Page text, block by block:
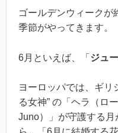
ゴールデンウィークが
季節がやってきます。
6月といえば、「 ジュ
ヨーロッパでは、ギリ
る女神” の「ヘラ（ロ
Juno）」が守護する